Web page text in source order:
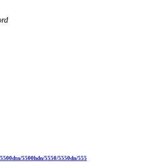
5500hdn/5550/5550dn/555